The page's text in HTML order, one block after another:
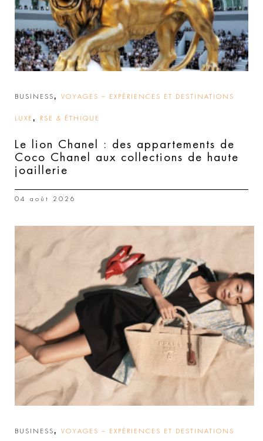
BUSINESS, VOYAGES – EXPÉRIENCES ET DESTINATIONS
LUXE , RSE & ÉTHIQUE
Le lion Chanel : des appartements de
Coco Chanel aux collections de haute
joaillerie
04 août 2026
BUSINESS, VOYAGES – EXPÉRIENCES ET DESTINATIONS